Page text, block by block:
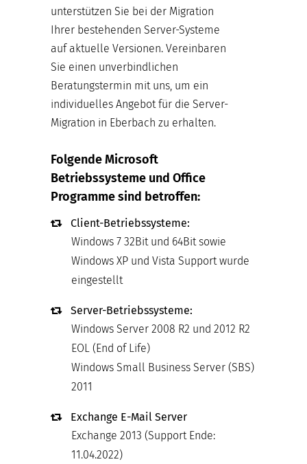
unterstützen Sie bei der Migration
Ihrer bestehenden Server-Systeme
auf aktuelle Versionen. Vereinbaren
Sie einen unverbindlichen
Beratungstermin mit uns, um ein
individuelles Angebot für die Server-
Migration in Eberbach zu erhalten.
Folgende Microsoft
Betriebssysteme und Office
Programme sind betroffen:
Client-Betriebssysteme:
Windows 7 32Bit und 64Bit sowie
Windows XP und Vista Support wurde
eingestellt
Server-Betriebssysteme:
Windows Server 2008 R2 und 2012 R2
EOL (End of Life)
Windows Small Business Server (SBS)
2011
Exchange E-Mail Server
Exchange 2013 (Support Ende:
11.04.2022)